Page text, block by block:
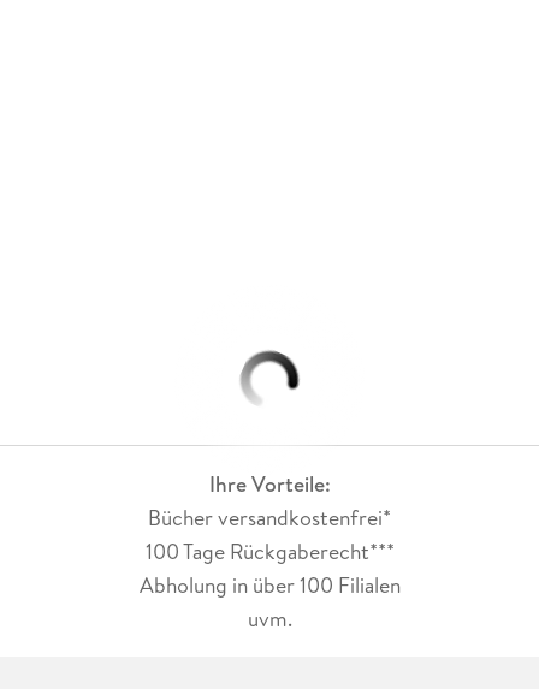
Ihre Vorteile:
Bücher versandkostenfrei*
100 Tage Rückgaberecht***
Abholung in über 100 Filialen
uvm.